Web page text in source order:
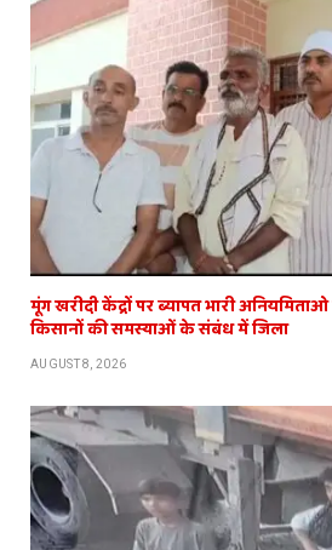
मूंग खरीदी केंद्रों पर ब्यापत भारी
किसानों की समस्याओं के संबंध में जिला
AUGUST 8, 2026